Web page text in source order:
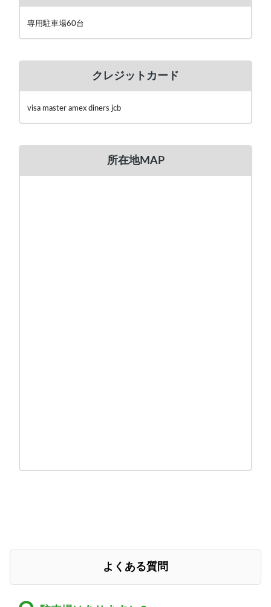
専用駐車場60台
クレジットカード
visa master amex diners jcb
所在地MAP
よくある質問